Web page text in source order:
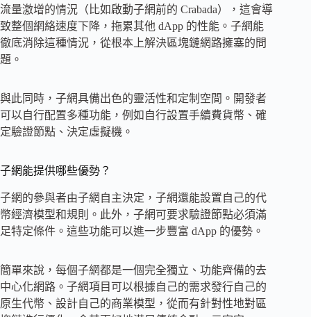
流量激增的情況（比如啟動子網前的 Crabada），這會導
致整個網絡速度下降，拖累其他 dApp 的性能。子網能
徹底消除這種情況，從根本上解決區塊鏈網路擁塞的問
題。
與此同時，子網具備出色的靈活性和定制空間。開發者
可以自行配置多種功能，例如自行設置手續費貨幣、確
定驗證節點、決定虛擬機。
子網能提供哪些優勢？
子網的參與者由子網自主決定，子網還能設置自己的代
幣經濟模型和規則。此外，子網可要求驗證節點必須滿
足特定條件。這些功能可以進一步豐富 dApp 的優勢。
簡單來說，每個子網都是一個完全獨立、功能齊備的去
中心化網路。子網項目可以根據自己的需求發行自己的
原生代幣、設計自己的商業模型，從而有針對性地對區